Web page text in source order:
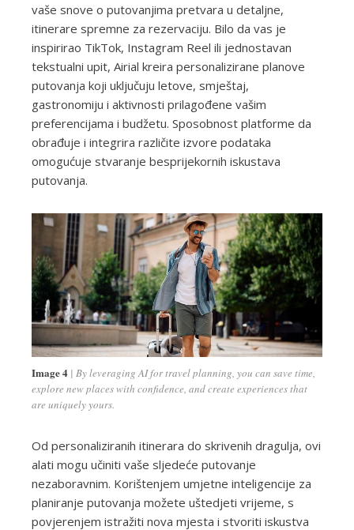
vaše snove o putovanjima pretvara u detaljne,
itinerare spremne za rezervaciju. Bilo da vas je
inspirirao TikTok, Instagram Reel ili jednostavan
tekstualni upit, Airial kreira personalizirane planove
putovanja koji uključuju letove, smještaj,
gastronomiju i aktivnosti prilagođene vašim
preferencijama i budžetu. Sposobnost platforme da
obrađuje i integrira različite izvore podataka
omogućuje stvaranje besprijekornih iskustava
putovanja.
Image 4 By leveraging AI for travel planning, you can save time,
explore new places with confidence, and create experiences that
are uniquely yours.
Od personaliziranih itinerara do skrivenih dragulja, ovi
alati mogu učiniti vaše sljedeće putovanje
nezaboravnim. Korištenjem umjetne inteligencije za
planiranje putovanja možete uštedjeti vrijeme, s
povjerenjem istražiti nova mjesta i stvoriti iskustva